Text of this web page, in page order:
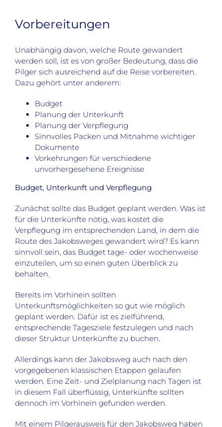
Vorbereitungen
Unabhängig davon, welche Route gewandert
werden soll, ist es von großer Bedeutung, dass die
Pilger sich ausreichend auf die Reise vorbereiten.
Dazu gehört unter anderem:
Budget
Planung der Unterkunft
Planung der Verpflegung
Sinnvolles Packen und Mitnahme wichtiger
Dokumente
Vorkehrungen für verschiedene
unvorhergesehene Ereignisse
Budget, Unterkunft und Verpflegung
Zunächst sollte das Budget geplant werden. Was ist
für die Unterkünfte nötig, was kostet die
Verpflegung im entsprechenden Land, in dem die
Route des Jakobsweges gewandert wird? Es kann
sinnvoll sein, das Budget tage- oder wochenweise
einzuteilen, um so einen guten Überblick zu
behalten.
Bereits im Vorhinein sollten
Unterkunftsmöglichkeiten so gut wie möglich
geplant werden. Dafür ist es zielführend,
entsprechende Tagesziele festzulegen und nach
dieser Struktur Unterkünfte zu buchen.
Allerdings kann der Jakobsweg auch nach den
vorgegebenen klassischen Etappen gelaufen
werden. Eine Zeit- und Zielplanung nach Tagen ist
in diesem Fall überflüssig, Unterkünfte sollten
dennoch im Vorhinein gefunden werden.
Mit einem Pilgerausweis für den Jakobsweg haben